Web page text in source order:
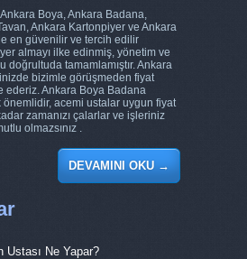
Boya, Ankara Badana,
Ankara Kartonpiyer ve Ankara
en güvenilir ve tercih edilir
almayı ilke edinmiş, yönetim ve
doğrultuda tamamlamıştır. Ankara
bizimle görüşmeden fiyat
ederiz. Ankara Boya Badana
acemi ustalar uygun fiyat
zamanızı çalarlar ve işleriniz
olmazsınız .
DEVAMINI OKU→
Ustası Ne Yapar?